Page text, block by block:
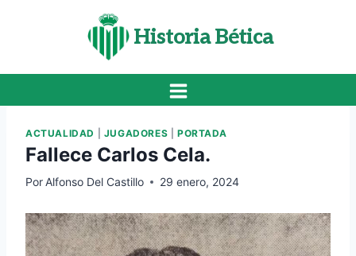
Historia Bética
ACTUALIDAD JUGADORES PORTADA
Fallece Carlos Cela.
Por Alfonso Del Castillo 29 enero, 2024